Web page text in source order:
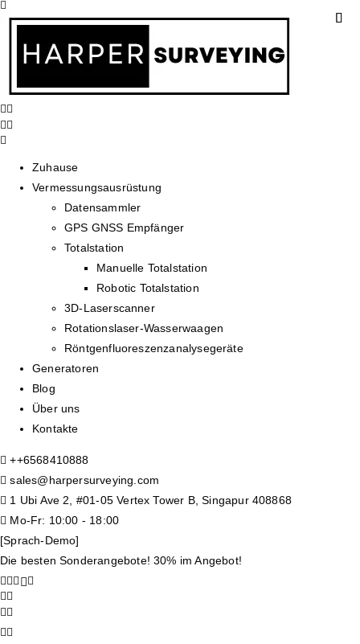
Zuhause
Vermessungsausrüstung
Datensammler
GPS GNSS Empfänger
Totalstation
Manuelle Totalstation
Robotic Totalstation
3D-Laserscanner
Rotationslaser-Wasserwaagen
Röntgenfluoreszenzanalysegeräte
Generatoren
Blog
Über uns
Kontakte
++6568410888
sales@harpersurveying.com
1 Ubi Ave 2, #01-05 Vertex Tower B, Singapur 408868
Mo-Fr: 10:00 - 18:00
[Sprach-Demo]
Die besten Sonderangebote! 30% im Angebot!